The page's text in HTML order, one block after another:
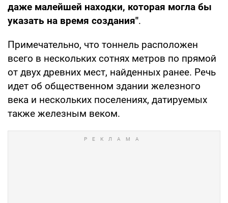
даже малейшей находки, которая могла бы
указать на время создания".
Примечательно, что тоннель расположен
всего в нескольких сотнях метров по прямой
от двух древних мест, найденных ранее. Речь
идет об общественном здании железного
века и нескольких поселениях, датируемых
также железным веком.